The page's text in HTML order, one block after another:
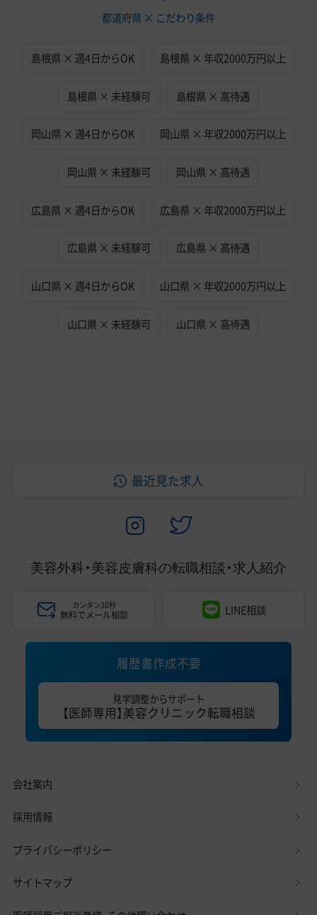
都道府県 × こだわり条件
島根県 × 週4日からOK 島根県 × 年収2000万円以上
島根県 × 未経験可 島根県 × 高待遇
岡山県 × 週4日からOK 岡山県 × 年収2000万円以上
岡山県 × 未経験可 岡山県 × 高待遇
広島県 × 週4日からOK 広島県 × 年収2000万円以上
広島県 × 未経験可 広島県 × 高待遇
山口県 × 週4日からOK 山口県 × 年収2000万円以上
山口県 × 未経験可 山口県 × 高待遇
最近見た求人
美容外科・美容皮膚科の転職相談・求人紹介
カンタン30秒
無料でメール相談 LINE相談
履歴書作成不要
見学調整からサポート
【医師専用】美容クリニック転職相談
会社案内
採用情報
プライバシーポリシー
サイトマップ